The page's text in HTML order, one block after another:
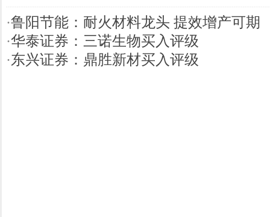
·鲁阳节能：耐火材料龙头 提效增产可期
·华泰证券：三诺生物买入评级
·东兴证券：鼎胜新材买入评级